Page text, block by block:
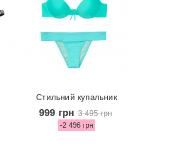
Стильний купальник
Malibu...
999 грн 3 495 грн
-2 496 грн